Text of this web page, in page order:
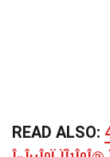
READ ALSO: